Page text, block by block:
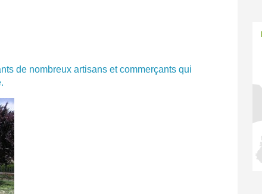
de nombreux artisans et commerçants qui